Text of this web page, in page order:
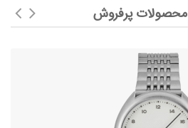
محصولات پرفروش